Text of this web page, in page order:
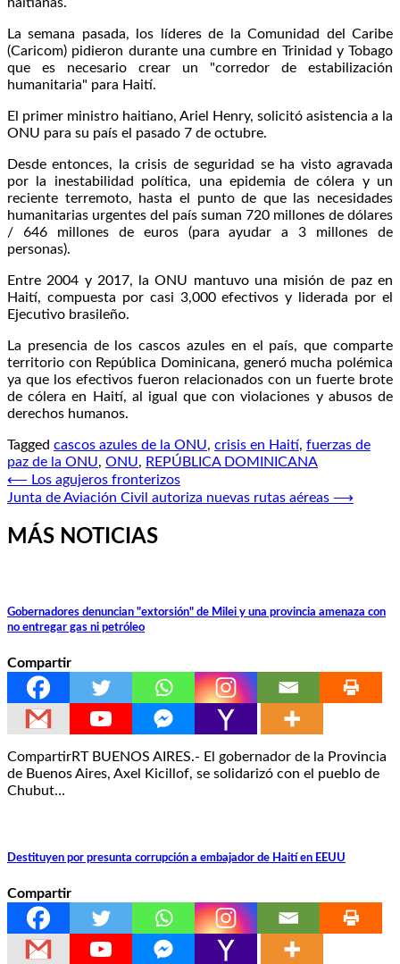
La semana pasada, los líderes de la Comunidad del Caribe
(Caricom) pidieron durante una cumbre en Trinidad y Tobago
que es necesario crear un "corredor de estabilización
humanitaria" para Haití.
El primer ministro haitiano, Ariel Henry, solicitó asistencia a la
ONU para su país el pasado 7 de octubre.
Desde entonces, la crisis de seguridad se ha visto agravada
por la inestabilidad política, una epidemia de cólera y un
reciente terremoto, hasta el punto de que las necesidades
humanitarias urgentes del país suman 720 millones de dólares
/ 646 millones de euros (para ayudar a 3 millones de
personas).
Entre 2004 y 2017, la ONU mantuvo una misión de paz en
Haití, compuesta por casi 3,000 efectivos y liderada por el
Ejecutivo brasileño.
La presencia de los cascos azules en el país, que comparte
territorio con República Dominicana, generó mucha polémica
ya que los efectivos fueron relacionados con un fuerte brote
de cólera en Haití, al igual que con violaciones y abusos de
derechos humanos.
Tagged cascos azules de la ONU, crisis en Haití, fuerzas de
paz de la ONU, ONU, REPÚBLICA DOMINICANA
Navegación
de
entradas
⟵ Los agujeros fronterizos
Junta de Aviación Civil autoriza nuevas rutas aéreas ⟶
MÁS NOTICIAS
Gobernadores denuncian "extorsión" de Milei y una provincia amenaza con
no entregar gas ni petróleo
Compartir
CompartirRT BUENOS AIRES.- El gobernador de la Provincia
de Buenos Aires, Axel Kicillof, se solidarizó con el pueblo de
Chubut…
Destituyen por presunta corrupción a embajador de Haití en EEUU
Compartir